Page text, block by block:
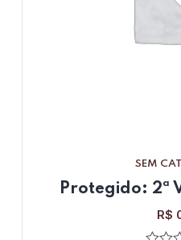
SEM
Protegido: 2ª
R$